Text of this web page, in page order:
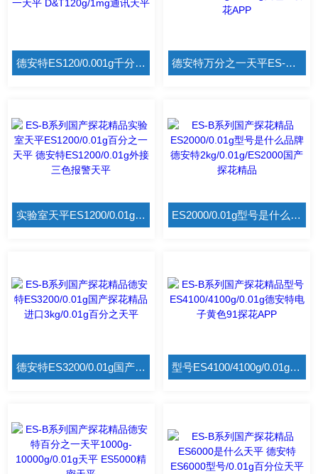
德安特ES120/0.001g千分之一天平 D&T120g/1mg通讯天平 德安特万分之一天平ES-J120/0.0001g=0.1mg黄色91探花APP
实验室天平ES1200/0.01g百分之一天平 德安特ES1200/0.01g外接三色报警天平 ES2000/0.01g型号是什么品牌 德安特2kg/0.01g/ES2000国产探花精品
德安特ES3200/0.01g国产探花精品 进口3kg/0.01g百分之天平 型号ES4100/4100g/0.01g德安特电子黄色91探花APP